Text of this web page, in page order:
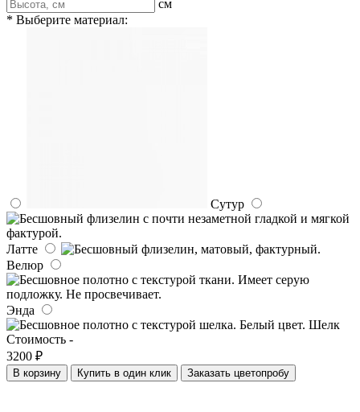
см
* Выберите материал:
Сутур
Латте
Велюр
Энда
Шелк
Стоимость -
3200 ₽
В корзину Купить в один клик Заказать цветопробу